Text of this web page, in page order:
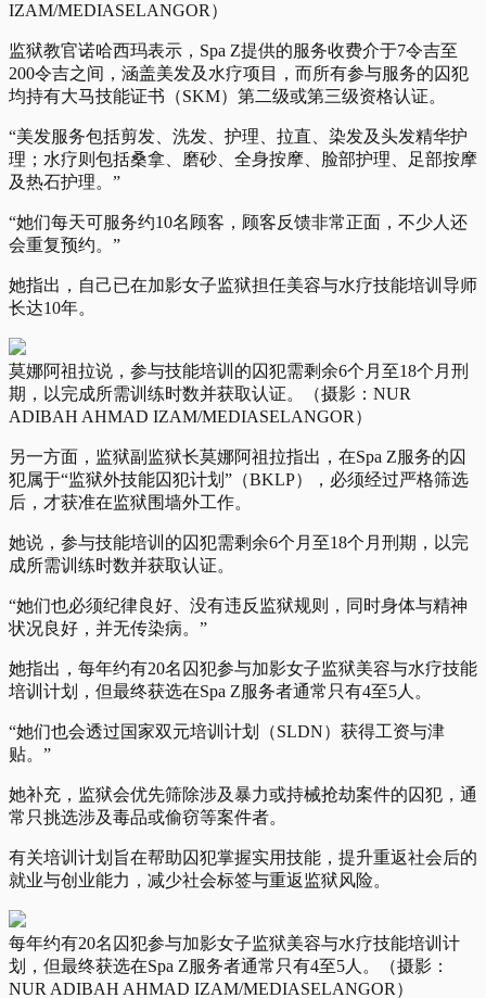
IZAM/MEDIASELANGOR）
监狱教官诺哈西玛表示，Spa Z提供的服务收费介于7令吉至
200令吉之间，涵盖美发及水疗项目，而所有参与服务的囚犯
均持有大马技能证书（SKM）第二级或第三级资格认证。
“美发服务包括剪发、洗发、护理、拉直、染发及头发精华护
理；水疗则包括桑拿、磨砂、全身按摩、脸部护理、足部按摩
及热石护理。”
“她们每天可服务约10名顾客，顾客反馈非常正面，不少人还
会重复预约。”
她指出，自己已在加影女子监狱担任美容与水疗技能培训导师
长达10年。
莫娜阿祖拉说，参与技能培训的囚犯需剩余6个月至18个月刑
期，以完成所需训练时数并获取认证。（摄影：NUR
ADIBAH AHMAD IZAM/MEDIASELANGOR）
另一方面，监狱副监狱长莫娜阿祖拉指出，在Spa Z服务的囚
犯属于“监狱外技能囚犯计划”（BKLP），必须经过严格筛选
后，才获准在监狱围墙外工作。
她说，参与技能培训的囚犯需剩余6个月至18个月刑期，以完
成所需训练时数并获取认证。
“她们也必须纪律良好、没有违反监狱规则，同时身体与精神
状况良好，并无传染病。”
她指出，每年约有20名囚犯参与加影女子监狱美容与水疗技能
培训计划，但最终获选在Spa Z服务者通常只有4至5人。
“她们也会透过国家双元培训计划（SLDN）获得工资与津
贴。”
她补充，监狱会优先筛除涉及暴力或持械抢劫案件的囚犯，通
常只挑选涉及毒品或偷窃等案件者。
有关培训计划旨在帮助囚犯掌握实用技能，提升重返社会后的
就业与创业能力，减少社会标签与重返监狱风险。
每年约有20名囚犯参与加影女子监狱美容与水疗技能培训计
划，但最终获选在Spa Z服务者通常只有4至5人。（摄影：
NUR ADIBAH AHMAD IZAM/MEDIASELANGOR）